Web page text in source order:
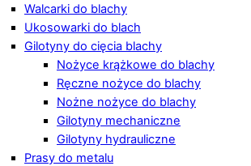
Walcarki do blachy
Ukosowarki do blach
Gilotyny do cięcia blachy
Nożyce krążkowe do blachy
Ręczne nożyce do blachy
Nożne nożyce do blachy
Gilotyny mechaniczne
Gilotyny hydrauliczne
Prasy do metalu